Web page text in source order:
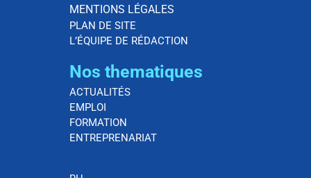
MENTIONS LÉGALES
PLAN DE SITE
L’ÉQUIPE DE RÉDACTION
Nos thematiques
ACTUALITÉS
EMPLOI
FORMATION
ENTREPRENARIAT